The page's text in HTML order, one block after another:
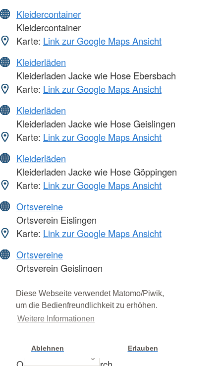
Diese Webseite verwendet Matomo/Piwik,
um die Bedienfreundlichkeit zu erhöhen.
Weitere Informationen
Ablehnen Erlauben
Kleidercontainer
Kleidercontainer
Karte: Link zur Google Maps Ansicht
Kleiderläden
Kleiderladen Jacke wie Hose Ebersbach
Karte: Link zur Google Maps Ansicht
Kleiderläden
Kleiderladen Jacke wie Hose Geislingen
Karte: Link zur Google Maps Ansicht
Kleiderläden
Kleiderladen Jacke wie Hose Göppingen
Karte: Link zur Google Maps Ansicht
Ortsvereine
Ortsverein Eislingen
Karte: Link zur Google Maps Ansicht
Ortsvereine
Ortsverein Geislingen
Ortsvereine
Ortsverein Göppingen-Schurwald
Ortsvereine